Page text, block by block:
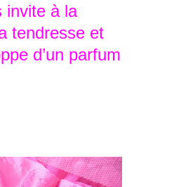
invite à la
tendresse et
d’un parfum